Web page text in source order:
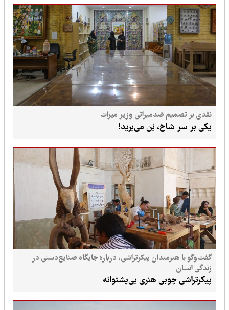
نقدی بر تصمیم ضدمیراثی وزیر میراث
یکی بر سر شاخ، بُن می‌برید!
گفت‌وگو با هنرمندان پیکرتراشی، درباره جایگاه صنایع‌دستی در
زندگی انسان
پیکرتراشی چوبی هنری بی‌پشتوانه